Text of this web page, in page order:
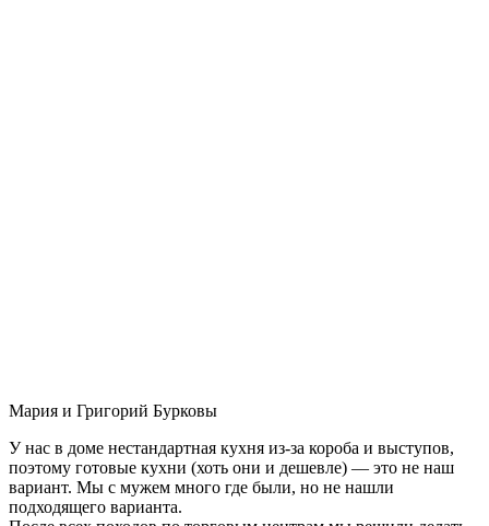
Мария и Григорий Бурковы
У нас в доме нестандартная кухня из-за короба и выступов,
поэтому готовые кухни (хоть они и дешевле) — это не наш
вариант. Мы с мужем много где были, но не нашли
подходящего варианта.